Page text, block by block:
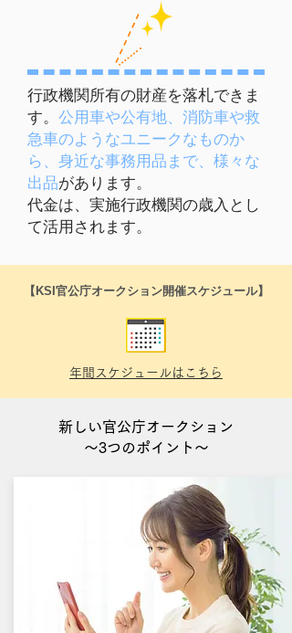
行政機関所有の財産を落札できま
す。 公用車や公有地、消防車や救
急車のようなユニークなものか
ら、身近な事務用品まで、様々な
出品があります。
代金は、実施行政機関の歳入とし
て活用されます。
​【KSI官公庁オークション開催スケジュール】
年間スケジュールはこちら
​新しい官公庁オークション
～3つのポイント～